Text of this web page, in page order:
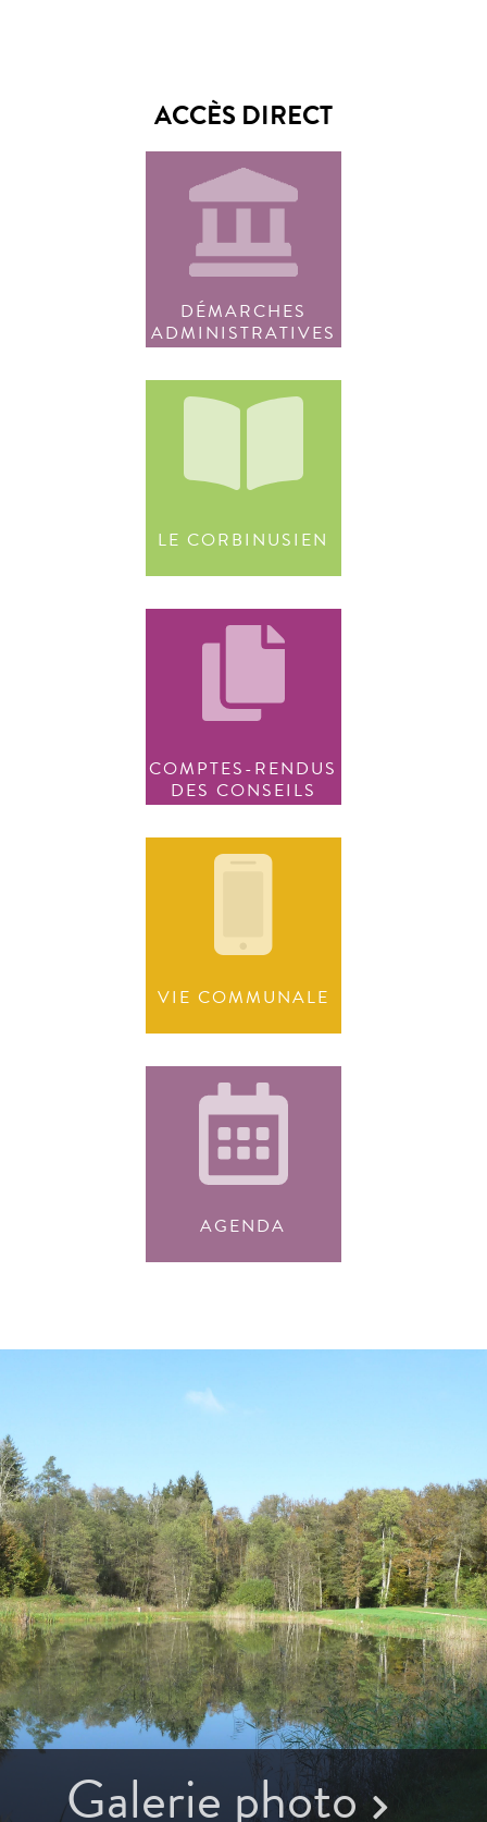
ACCÈS DIRECT
DÉMARCHES
ADMINISTRATIVES
LE CORBINUSIEN
COMPTES-RENDUS
DES CONSEILS
VIE COMMUNALE
AGENDA
Galerie photo